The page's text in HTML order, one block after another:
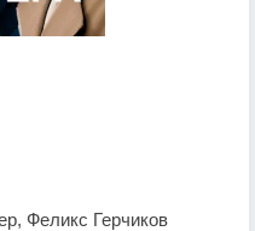
Феликс Герчиков